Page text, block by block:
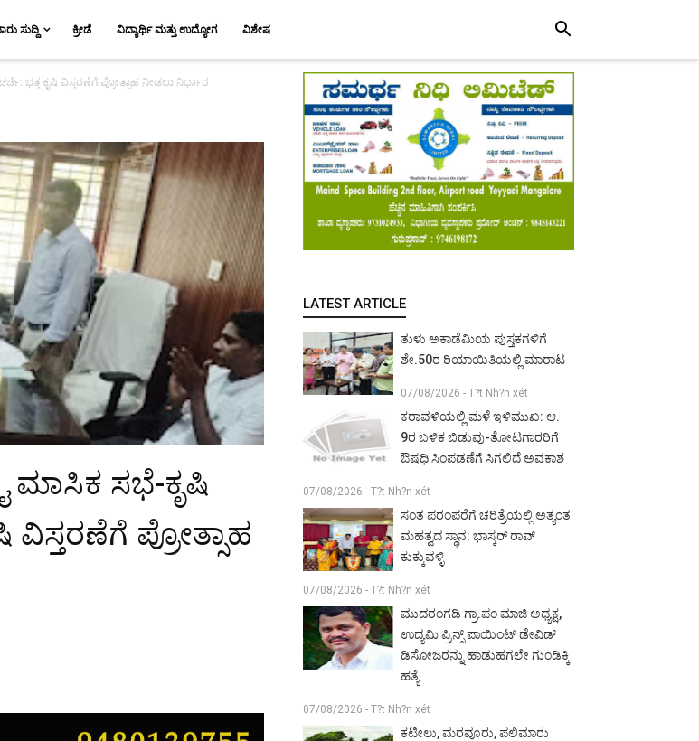
ಸುದ್ದಿ ಕ್ರೀಡೆ ವಿದ್ಯಾರ್ಥಿ ಮತ್ತು ಉದ್ಯೋಗ ವಿಶೇಷ search
ಭತ್ತ ಕೃಷಿ ವಿಸ್ತರಣೆಗೆ ಪ್ರೋತ್ಸಾಹ ನೀಡಲು ನಿರ್ಧಾರ
ಮಾಸಿಕ ಸಭೆ-ಕೃಷಿ
ವಿಸ್ತರಣೆಗೆ ಪ್ರೋತ್ಸಾಹ
LATEST ARTICLE
ತುಳು ಅಕಾಡೆಮಿಯ ಪುಸ್ತಕಗಳಿಗೆ
ಶೇ.50ರ ರಿಯಾಯಿತಿಯಲ್ಲಿ ಮಾರಾಟ
07/08/2026 - T?t Nh?n xét
ಕರಾವಳಿಯಲ್ಲಿ ಮಳೆ ಇಳಿಮುಖ: ಆ.
9ರ ಬಳಿಕ ಬಿಡುವು-ತೋಟಗಾರರಿಗೆ
ಔಷಧಿ ಸಿಂಪಡಣೆಗೆ ಸಿಗಲಿದೆ ಅವಕಾಶ
07/08/2026 - T?t Nh?n xét
ಸಂತ ಪರಂಪರೆಗೆ ಚರಿತ್ರೆಯಲ್ಲಿ ಅತ್ಯಂತ
ಮಹತ್ವದ ಸ್ಥಾನ: ಭಾಸ್ಕರ್ ರಾವ್
ಕುಕ್ಕುವಳ್ಳಿ
07/08/2026 - T?t Nh?n xét
ಮುದರಂಗಡಿ ಗ್ರಾ.ಪಂ ಮಾಜಿ ಅಧ್ಯಕ್ಷ,
ಉದ್ಯಮಿ ಪ್ರಿನ್ಸ್ ಪಾಯಿಂಟ್ ಡೇವಿಡ್
ಡಿಸೋಜರನ್ನು ಹಾಡುಹಗಲೇ ಗುಂಡಿಕ್ಕಿ
ಹತ್ಯೆ
07/08/2026 - T?t Nh?n xét
ಕಟೀಲು, ಮರವೂರು, ಪಲಿಮಾರು